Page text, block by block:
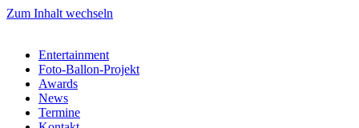
Zum Inhalt wechseln
Entertainment
Foto-Ballon-Projekt
Awards
News
Termine